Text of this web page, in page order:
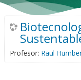
Profesor: Raul